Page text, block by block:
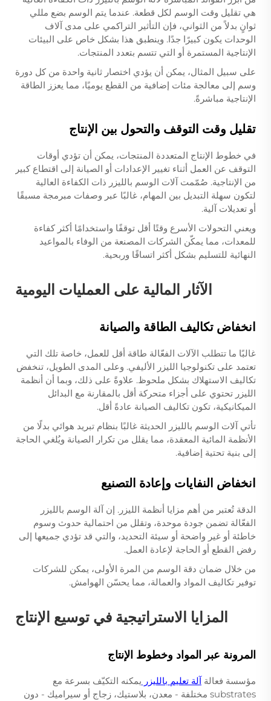
هي تقليل وقت الوسم لكل قطعة. عندما يتم الوسم بضع مللي
ثوانٍ بدلاً من الثواني، فإن التأثير التراكمي على مدى آلاف
الوحدات يكون كبيرًا جدًا. وينطبق هذا بشكل خاص على البيئات
الإنتاجية المستمرة أو التي تتسم بتعدد المنتجات.
على سبيل المثال، يمكن أن يؤدي اختصار ثانية واحدة من كل دورة
وسم إلى معالجة مئات إضافية من القطع يوميًا، مما يعزز الطاقة
الإنتاجية مباشرةً.
تقليل وقت التوقف والتحول بين الإنتاج
في خطوط الإنتاج المتعددة المنتجات، يمكن أن تؤدي أوقات
التوقف عن العمل أثناء تغيير الإعدادات أو الصيانة إلى اقتطاع كبير
من الإنتاجية. صُمّمت آلات الوسم بالليزر ذات الكفاءة العالية
لتكون سهلة التبديل بين المهام، غالبًا عبر وصفات مبرمجة مسبقًا
أو تعديلات آلية.
ويعني التحولات الأسرع وقتًا أقل توقفًا واستخدامًا أكثر كفاءة
للمعدات، مما يمكّن الشركات المصنعة من الوفاء بالمواعيد
النهائية للتسليم بشكل أكثر اتساقًا وربحية.
الآثار المالية على العمليات اليومية
انخفاض تكاليف الطاقة والصيانة
غالبًا ما تتطلب الآلات الفعّالة طاقة أقل للعمل، خاصة تلك التي
تعتمد على تكنولوجيا الليزر الأليفي. وعلى المدى الطويل، تنخفض
تكاليف الاستهلاك بشكل ملحوظ. علاوةً على ذلك، وبما أن أنظمة
الليزر تحتوي على أجزاء متحركة أقل بالمقارنة مع البدائل
الميكانيكية، تكون تكاليف الصيانة عادةً أقل.
تأتي آلات الوسم بالليزر الحديثة غالبًا بنظام تبريد هوائي بدلًا من
الأنظمة المائية المعقدة، مما يقلل من تكرار الصيانة ويُلغي الحاجة
إلى بنية تحتية إضافية.
انخفاض النفايات وإعادة التصنيع
الدقة تُعتبر من أهم مزايا أنظمة الليزر. إن آلة الوسم بالليزر
الفعّالة تضمن جودة موحدة، وتقلل من احتمالية حدوث وسوم
خاطئة أو غير واضحة أو سيئة التحديد، والتي قد تؤدي جميعها إلى
رفض القطع أو الحاجة لإعادة العمل.
من خلال ضمان دقة الوسم من المرة الأولى، يمكن للشركات
توفير تكاليف المواد والعمالة، مما يحسّن الهوامش.
المزايا الاستراتيجية في توسيع الإنتاج
المرونة عبر المواد وخطوط الإنتاج
مؤسسة فعالةآلة تعليم بالليزر يمكنه التكيّف بسرعة مع
substrates مختلفة - معدن، بلاستيك، زجاج أو سيراميك - دون